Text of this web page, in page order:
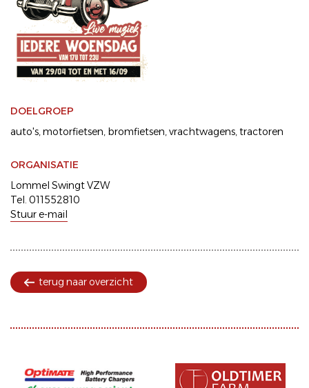
DOELGROEP
auto's motorfietsen bromfietsen vrachtwagens tractoren
ORGANISATIE
Lommel Swingt VZW
Tel. 011552810
Stuur e-mail
terug naar overzicht